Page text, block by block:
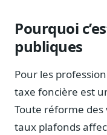
Pourquoi
publiques
Pour les
taxe foncière est
Toute réforme des
taux plafonds